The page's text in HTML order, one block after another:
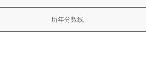
历年分数线